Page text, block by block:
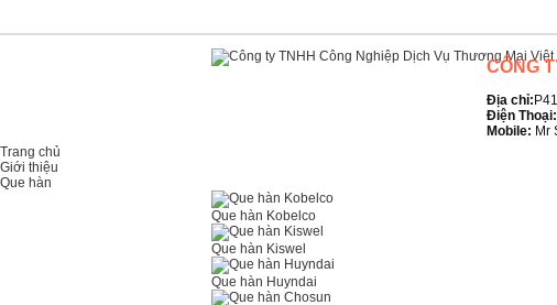
CÔNG
Địa chỉ:
Điện Thoại:
Mobile: Mr
Trang chủ
Giới thiệu
Que hàn
Que hàn Kobelco
Que hàn Kiswel
Que hàn Huyndai